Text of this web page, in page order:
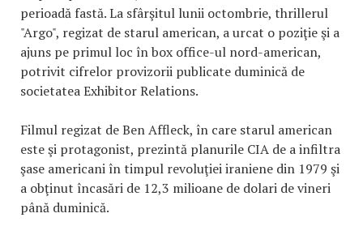
perioadă fastă. La sfârşitul lunii octombrie, thrillerul
"Argo", regizat de starul american, a urcat o poziţie şi a
ajuns pe primul loc în box office-ul nord-american,
potrivit cifrelor provizorii publicate duminică de
societatea Exhibitor Relations.
Filmul regizat de Ben Affleck, în care starul american
este şi protagonist, prezintă planurile CIA de a infiltra
şase americani în timpul revoluţiei iraniene din 1979 şi
a obţinut încasări de 12,3 milioane de dolari de vineri
până duminică.